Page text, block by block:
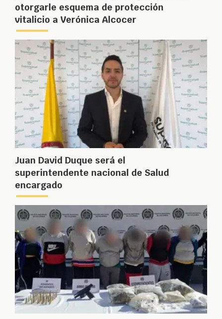
otorgarle esquema de protección
vitalicio a Verónica Alcocer
Juan David Duque será el
superintendente nacional de Salud
encargado